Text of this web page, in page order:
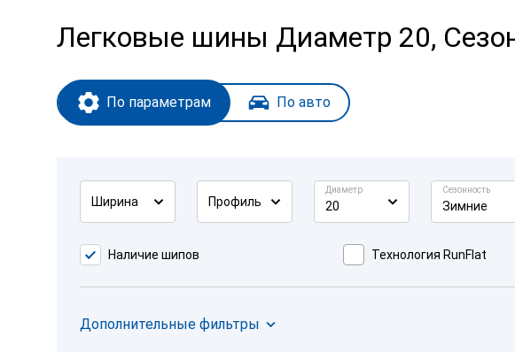
Легковые шины Диаметр 20,
По параметрам По авто
Ширина Профиль
Диаметр
20
Сезонность
Зимние
Наличие шипов Технология RunFlat
Дополнительные фильтры